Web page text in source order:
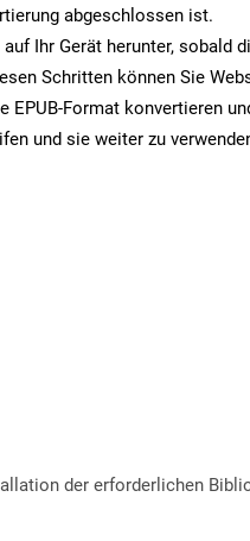
abgeschlossen ist.
Ihr Gerät herunter, sobald
Schritten können Sie
EPUB-Format konvertieren
und sie weiter zu
der erforderlichen